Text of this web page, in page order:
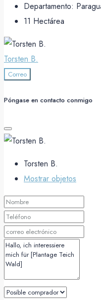
Departamento:
11 Hectárea
Torsten B.
Correo
Póngase en contacto conmigo
Torsten B.
Mostrar objetos